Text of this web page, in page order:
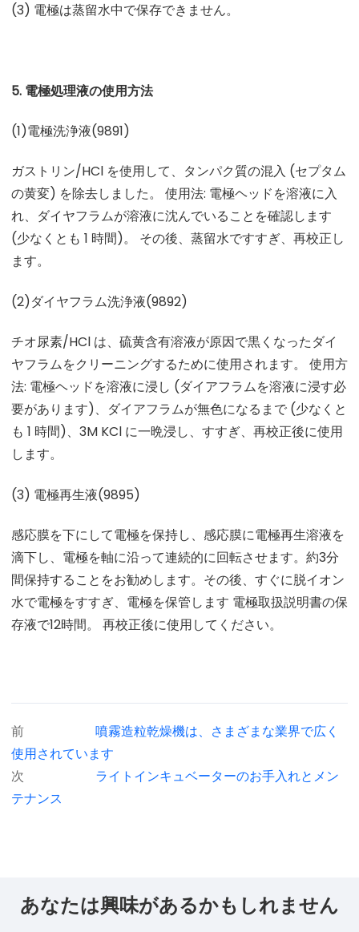
(3) 電極は蒸留水中で保存できません。
5. 電極処理液の使用方法
(1)電極洗浄液(9891)
ガストリン/HCl を使用して、タンパク質の混入 (セプタム
の黄変) を除去しました。 使用法: 電極ヘッドを溶液に入
れ、ダイヤフラムが溶液に沈んでいることを確認します
(少なくとも 1 時間)。 その後、蒸留水ですすぎ、再校正し
ます。
(2)ダイヤフラム洗浄液(9892)
チオ尿素/HCl は、硫黄含有溶液が原因で黒くなったダイ
ヤフラムをクリーニングするために使用されます。 使用方
法: 電極ヘッドを溶液に浸し (ダイアフラムを溶液に浸す必
要があります)、ダイアフラムが無色になるまで (少なくと
も 1 時間)、3M KCl に一晩浸し、すすぎ、再校正後に使用
します。
(3) 電極再生液(9895)
感応膜を下にして電極を保持し、感応膜に電極再生溶液を
滴下し、電極を軸に沿って連続的に回転させます。約3分
間保持することをお勧めします。その後、すぐに脱イオン
水で電極をすすぎ、電極を保管します 電極取扱説明書の保
存液で12時間。 再校正後に使用してください。
前
噴霧造粒乾燥機は、さまざまな業界で広く
使用されています
次
ライトインキュベーターのお手入れとメン
テナンス
あなたは興味があるかもしれません